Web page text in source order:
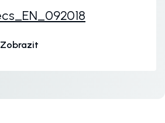
Zobrazit